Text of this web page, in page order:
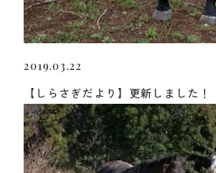
2019.03.22
【しらさぎだより】更新しました！